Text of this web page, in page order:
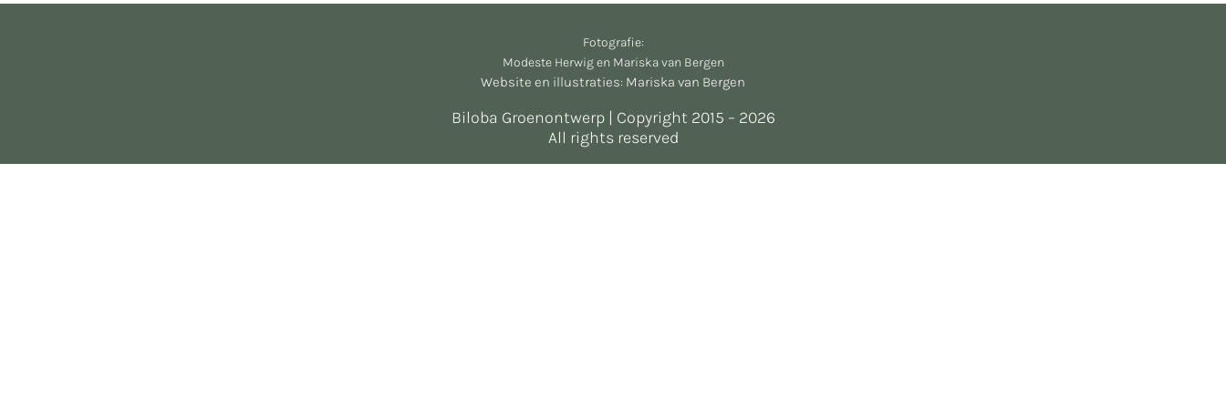
Fotografie:
Modeste Herwig en Mariska van Bergen
Website en illustraties: Mariska van Bergen
Biloba Groenontwerp | Copyright 2015 – 2026
All rights reserved